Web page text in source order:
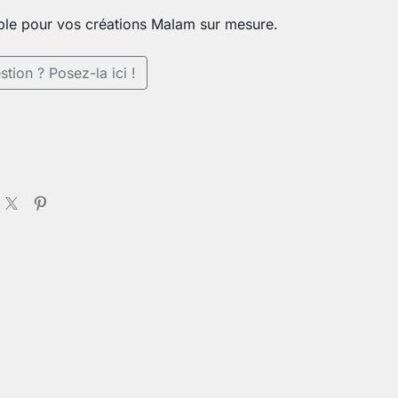
pour vos créations Malam sur mesure.
? Posez-la ici !